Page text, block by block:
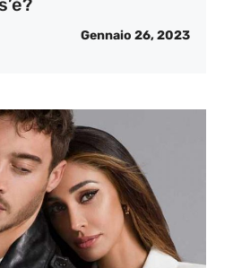
Gennaio 26, 2023